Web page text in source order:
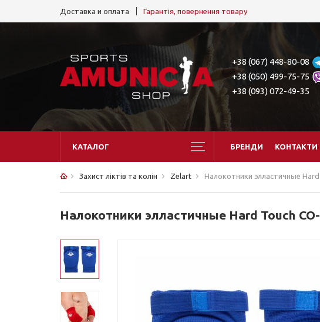
Доставка и оплата Гарантія, повернення товару
+38 (067) 448-80-08
+38 (050) 499-75-75
+38 (093) 072-49-35
КАТАЛОГ БРЕНДИ КОНТАКТИ
Захист ліктів та колін Zelart Налокотники элластичные
Налокотники элластичные Hard Touch